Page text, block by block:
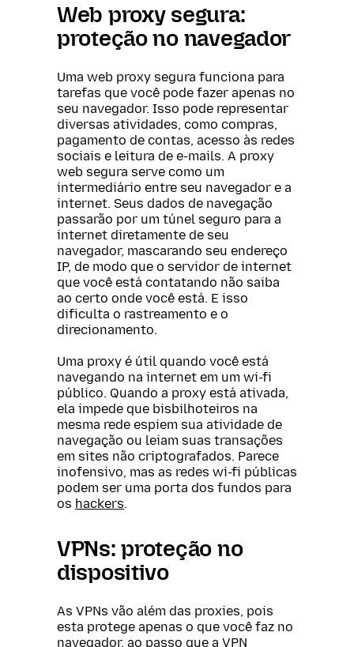
Web proxy segura:
proteção no navegador
Uma web proxy segura funciona para
tarefas que você pode fazer apenas no
seu navegador. Isso pode representar
diversas atividades, como compras,
pagamento de contas, acesso às redes
sociais e leitura de e-mails. A proxy
web segura serve como um
intermediário entre seu navegador e a
internet. Seus dados de navegação
passarão por um túnel seguro para a
internet diretamente de seu
navegador, mascarando seu endereço
IP, de modo que o servidor de internet
que você está contatando não saiba
ao certo onde você está. E isso
dificulta o rastreamento e o
direcionamento.
Uma proxy é útil quando você está
navegando na internet em um wi-fi
público. Quando a proxy está ativada,
ela impede que bisbilhoteiros na
mesma rede espiem sua atividade de
navegação ou leiam suas transações
em sites não criptografados. Parece
inofensivo, mas as redes wi-fi públicas
podem ser uma porta dos fundos para
os hackers.
VPNs: proteção no
dispositivo
As VPNs vão além das proxies, pois
esta protege apenas o que você faz no
navegador, ao passo que a VPN